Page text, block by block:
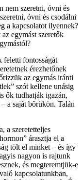
nem szeretni, óvni és
óvni és csodálni
a kapcsolatot ilyennek?
egymást szeretők
feletti fontosságát
érezhetőnek
az egymás iránti
szót kellene unásig
ők tudhatják igazán,
a saját bőrükön. Talán
a szeretetteljes
árasztja el a
tölt el minket – és így
nagyon is rajtunk
és megteremtjük-e
kapcsolatunkban,